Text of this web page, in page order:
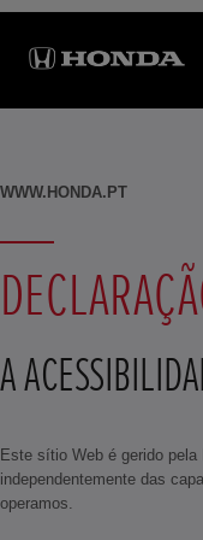
WWW.HONDA.PT
A
Este sítio Web é gerido
independentemente das
operamos.